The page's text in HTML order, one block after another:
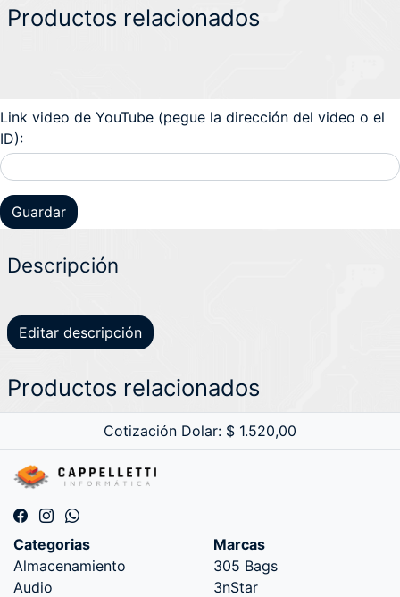
Productos relacionados
Link video de YouTube (pegue la dirección del video o el
ID):
Descripción
Editar descripción
Productos relacionados
Cotización Dolar: $ 1.520,00
Categorias
Almacenamiento
Audio
Marcas
305 Bags
3nStar